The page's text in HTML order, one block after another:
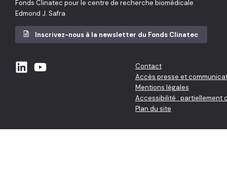
Fonds Clinatec pour le centre de recherche biomédicale
Edmond J. Safra
Inscrivez-nous à la newsletter du Fonds Clinatec
Contact
Accès presse et
Mentions légales
Accessibilité : partiellement
Plan du site